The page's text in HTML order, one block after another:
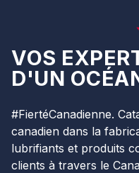
VOS
D'UN
#FiertéCanadienne.
canadien dans la
lubrifiants et produits
clients à travers le